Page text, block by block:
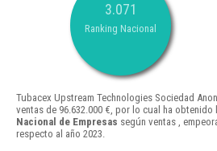
3.071
Ranking Nacional
Tubacex Upstream Technologies Sociedad
ventas de 96.632.000 €, por lo cual ha obtenido
Nacional de Empresas según ventas ,
respecto al año 2023.